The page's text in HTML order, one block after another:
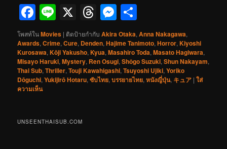
Facebook
Line
X Threads
Messenger
โพสท์ในMovies | ติดป้ายกำกับ Akira Otaka,Anna Nakagawa,
Awards,Crime,Cure, Denden,Hajime Tanimoto,Horror,Kiyoshi
Kurosawa,Kōji Yakusho,Kyua,Masahiro Toda,Masato Hagiwara,
Misayo Haruki,Mystery, Ren Osugi,Shôgo Suzuki,Shun Nakayam,
Thai Sub,Thriller,Touji Kawahigashi,Tsuyoshi Ujiki,Yoriko
Dōguchi,Yukijirō Hotaru,ซับไทย,บรรยายไทย,หนังญี่ปุ่น, キュア |ใส่
ความเห็น
UNSEENTHAISUB.COM